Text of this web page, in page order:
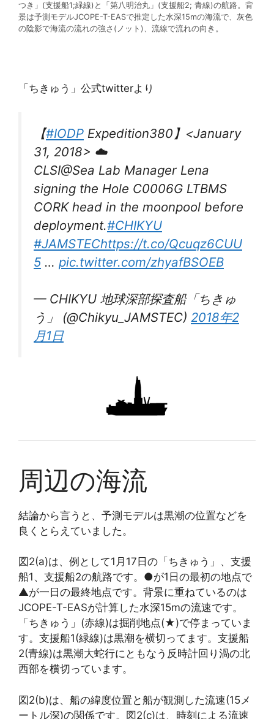
つき」(支援船1;緑線)と「第八明治丸」(支援船2; 青線)の航路。背
景は予測モデルJCOPE-T-EASで推定した水深15mの海流で、灰色
の陰影で海流の流れの強さ(ノット)、流線で流れの向き。
「ちきゅう」公式twitterより
【#IODP Expedition380】<January
31, 2018> ☁️
CLSI@Sea Lab Manager Lena
signing the Hole C0006G LTBMS
CORK head in the moonpool before
deployment.#CHIKYU
#JAMSTEChttps://t.co/Qcuqz6CUU
5 … pic.twitter.com/zhyafBSOEB
— CHIKYU 地球深部探査船「ちきゅ
う」 (@Chikyu_JAMSTEC) 2018年2
月1日
周辺の海流
結論から言うと、予測モデルは黒潮の位置などを
良くとらえていました。
図2(a)は、例として1月17日の「 ちきゅう 」、 支援
船1 、 支援船2の航路です。●が1日の最初の地点で
▲が一日の最終地点です。背景に重ねているのは
JCOPE-T-EASが計算した水深15mの流速です。
「ちきゅう」(赤線)は掘削地点(★)で停まっていま
す。支援船1(緑線)は黒潮を横切ってます。支援船
2(青線)は黒潮大蛇行にともなう反時計回り渦の北
西部を横切っています。
図2(b)は、船の緯度位置と船が観測した流速(15メ
ートル深)の関係です。図2(c)は、時刻による流速